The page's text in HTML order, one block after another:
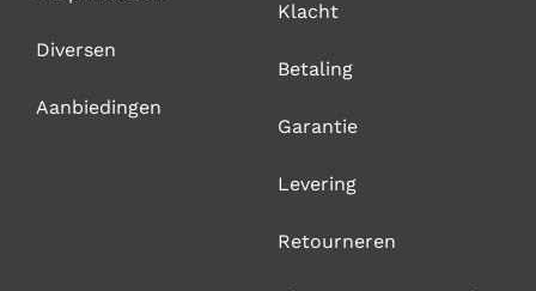
Diversen
Aanbiedingen
Klacht
Betaling
Garantie
Levering
Retourneren